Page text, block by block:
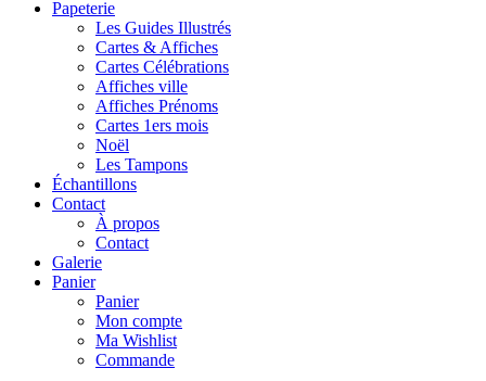
Papeterie
Les Guides Illustrés
Cartes & Affiches
Cartes Célébrations
Affiches ville
Affiches Prénoms
Cartes 1ers mois
Noël
Les Tampons
Échantillons
Contact
À propos
Contact
Galerie
Panier
Panier
Mon compte
Ma Wishlist
Commande